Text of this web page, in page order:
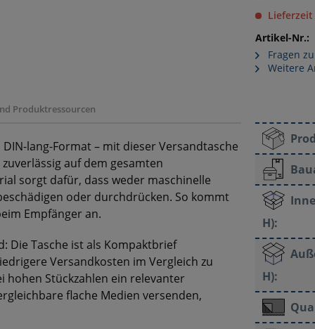
Lieferzeit
Artikel-Nr.:
Fragen
Weitere
Produktressourcen
lang-Format – mit dieser Versandtasche
auf dem gesamten
sorgt dafür, dass weder maschinelle
oder durchdrücken. So kommt
Empfänger an.
Die Tasche ist als Kompaktbrief
Versandkosten im Vergleich zu
hohen Stückzahlen ein relevanter
flache Medien versenden,
H):
H):